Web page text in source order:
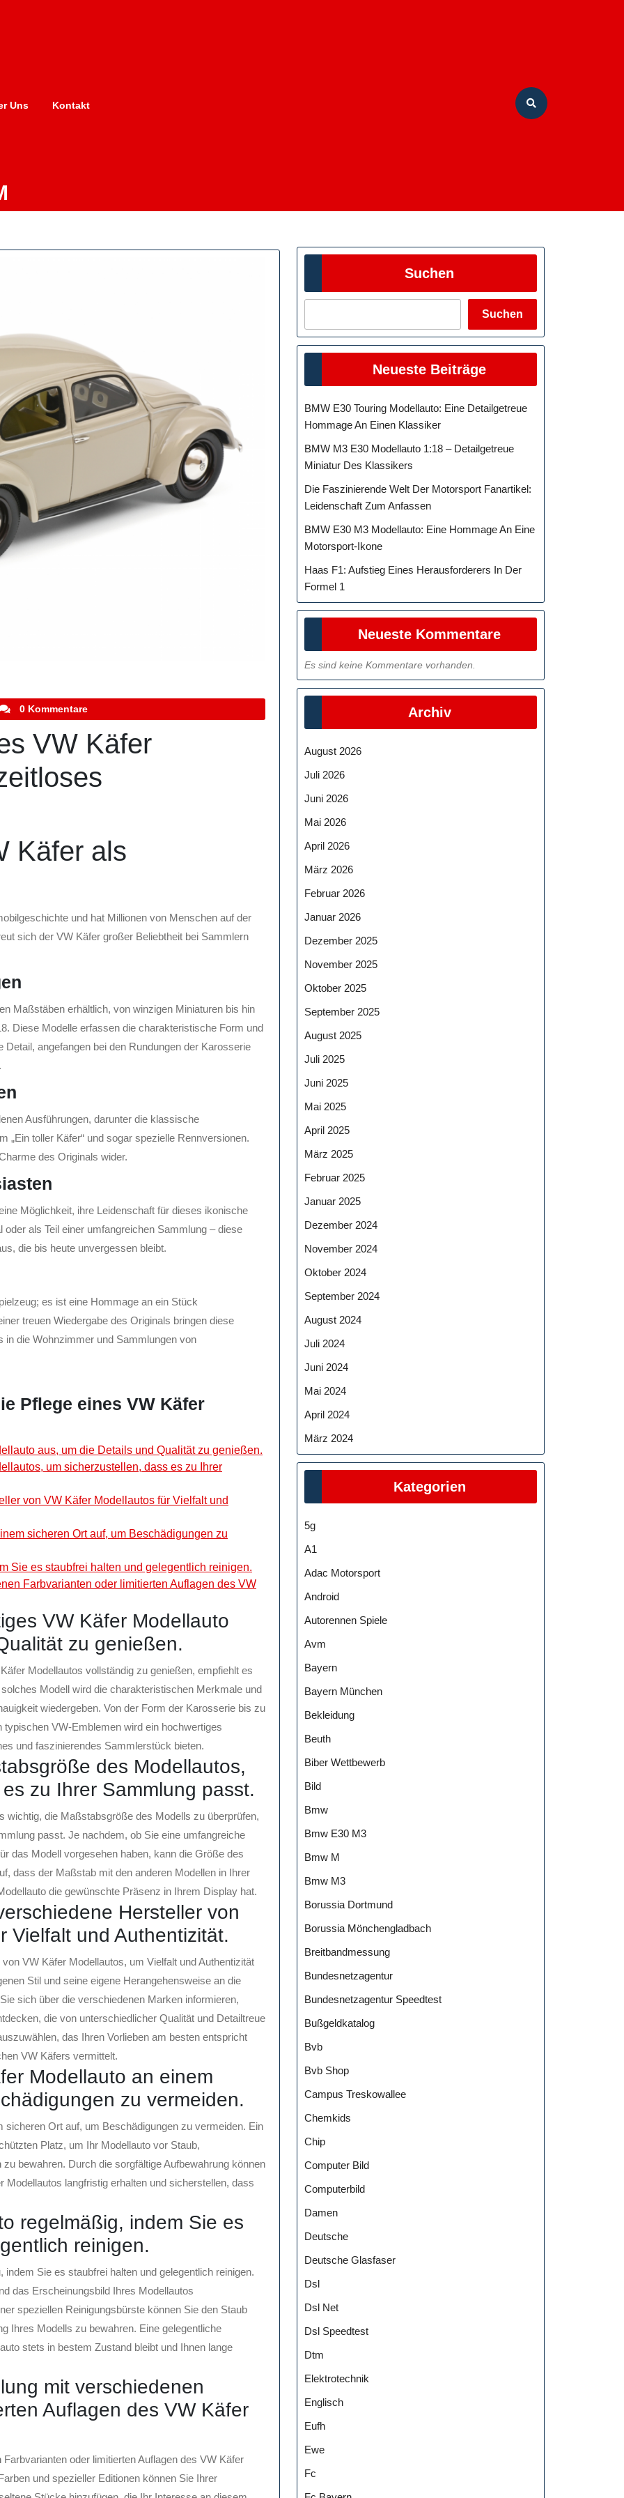
Uns Kontakt
stefanocoletti
0 Kommentare
VW Käfer
Käfer als
und hat Millionen von Menschen auf der
sich der VW Käfer großer Beliebtheit bei Sammlern
Maßstäben erhältlich, von winzigen Miniaturen bis hin
Diese Modelle erfassen die charakteristische Form und
angefangen bei den Rundungen der Karosserie
Ausführungen, darunter die klassische
„Ein toller Käfer“ und sogar spezielle Rennversionen.
des Originals wider.
Möglichkeit, ihre Leidenschaft für dieses ikonische
als Teil einer umfangreichen Sammlung – diese
die bis heute unvergessen bleibt.
es ist eine Hommage an ein Stück
treuen Wiedergabe des Originals bringen diese
in die Wohnzimmer und Sammlungen von
Pflege eines VW Käfer
aus, um die Details und Qualität zu genießen.
um sicherzustellen, dass es zu Ihrer
von VW Käfer Modellautos für Vielfalt und
sicheren Ort auf, um Beschädigungen zu
Sie es staubfrei halten und gelegentlich reinigen.
Farbvarianten oder limitierten Auflagen des VW
VW Käfer Modellauto
zu genießen.
Modellautos vollständig zu genießen, empfiehlt es
Modell wird die charakteristischen Merkmale und
wiedergeben. Von der Form der Karosserie bis zu
VW-Emblemen wird ein hochwertiges
und faszinierendes Sammlerstück bieten.
des Modellautos,
zu Ihrer Sammlung passt.
wichtig, die Maßstabsgröße des Modells zu überprüfen,
passt. Je nachdem, ob Sie eine umfangreiche
das Modell vorgesehen haben, kann die Größe des
dass der Maßstab mit den anderen Modellen in Ihrer
die gewünschte Präsenz in Ihrem Display hat.
Hersteller von
Vielfalt und Authentizität.
VW Käfer Modellautos, um Vielfalt und Authentizität
Stil und seine eigene Herangehensweise an die
sich über die verschiedenen Marken informieren,
die von unterschiedlicher Qualität und Detailtreue
das Ihren Vorlieben am besten entspricht
VW Käfers vermittelt.
Modellauto an einem
zu vermeiden.
sicheren Ort auf, um Beschädigungen zu vermeiden. Ein
Platz, um Ihr Modellauto vor Staub,
bewahren. Durch die sorgfältige Aufbewahrung können
Modellautos langfristig erhalten und sicherstellen, dass
regelmäßig, indem Sie es
reinigen.
Sie es staubfrei halten und gelegentlich reinigen.
das Erscheinungsbild Ihres Modellautos
speziellen Reinigungsbürste können Sie den Staub
Ihres Modells zu bewahren. Eine gelegentliche
stets in bestem Zustand bleibt und Ihnen lange
mit verschiedenen
Auflagen des VW Käfer
oder limitierten Auflagen des VW Käfer
und spezieller Editionen können Sie Ihrer
Suchen
Suchen
Neueste Beiträge
BMW E30 Touring Modellauto: Eine Detailgetreue
Hommage An Einen Klassiker
BMW M3 E30 Modellauto 1:18 – Detailgetreue
Miniatur Des Klassikers
Die Faszinierende Welt Der Motorsport Fanartikel:
Leidenschaft Zum Anfassen
BMW E30 M3 Modellauto: Eine Hommage An Eine
Motorsport-Ikone
Haas F1: Aufstieg Eines Herausforderers In Der
Formel 1
Neueste Kommentare
Es sind keine Kommentare vorhanden.
Archiv
August 2026
Juli 2026
Juni 2026
Mai 2026
April 2026
März 2026
Februar 2026
Januar 2026
Dezember 2025
November 2025
Oktober 2025
September 2025
August 2025
Juli 2025
Juni 2025
Mai 2025
April 2025
März 2025
Februar 2025
Januar 2025
Dezember 2024
November 2024
Oktober 2024
September 2024
August 2024
Juli 2024
Juni 2024
Mai 2024
April 2024
März 2024
Kategorien
5g
A1
Adac Motorsport
Android
Autorennen Spiele
Avm
Bayern
Bayern München
Bekleidung
Beuth
Biber Wettbewerb
Bild
Bmw
Bmw E30 M3
Bmw M
Bmw M3
Borussia Dortmund
Borussia Mönchengladbach
Breitbandmessung
Bundesnetzagentur
Bundesnetzagentur Speedtest
Bußgeldkatalog
Bvb
Bvb Shop
Campus Treskowallee
Chemkids
Chip
Computer Bild
Computerbild
Damen
Deutsche
Deutsche Glasfaser
Dsl
Dsl Net
Dsl Speedtest
Dtm
Elektrotechnik
Englisch
Eufh
Ewe
Fc